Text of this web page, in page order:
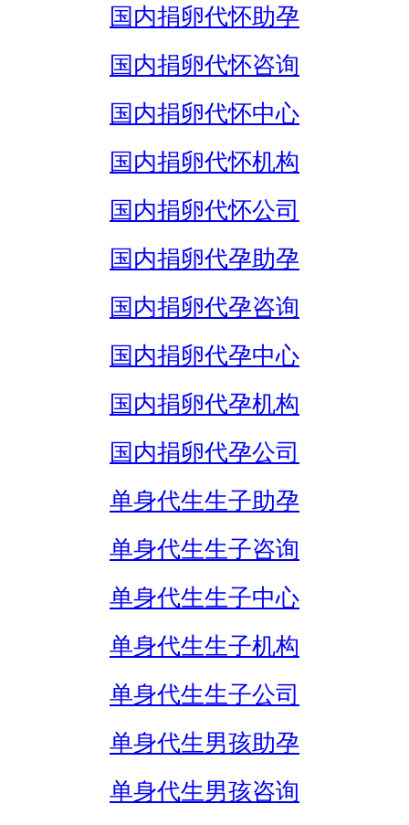
国内捐卵代怀助孕
国内捐卵代怀咨询
国内捐卵代怀中心
国内捐卵代怀机构
国内捐卵代怀公司
国内捐卵代孕助孕
国内捐卵代孕咨询
国内捐卵代孕中心
国内捐卵代孕机构
国内捐卵代孕公司
单身代生生子助孕
单身代生生子咨询
单身代生生子中心
单身代生生子机构
单身代生生子公司
单身代生男孩助孕
单身代生男孩咨询